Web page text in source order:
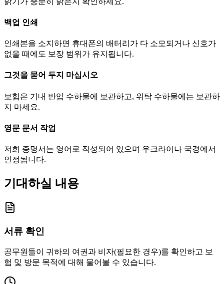
백업 인쇄
인쇄본을 소지하면 휴대폰의 배터리가 다 소모되거나 신호가
없을 때에도 보장 범위가 유지됩니다.
그것을 묻어 두지 마십시오
보험은 기내 반입 수하물에 보관하고, 위탁 수하물에는 보관하
지 마세요.
영문 문서 작업
저희 증명서는 영어로 작성되어 있으며 우크라이나 국경에서
인정됩니다.
기대하실 내용
서류 확인
공무원들이 귀하의 여권과 비자(필요한 경우)를 확인하고 보
험 및 방문 목적에 대해 물어볼 수 있습니다.